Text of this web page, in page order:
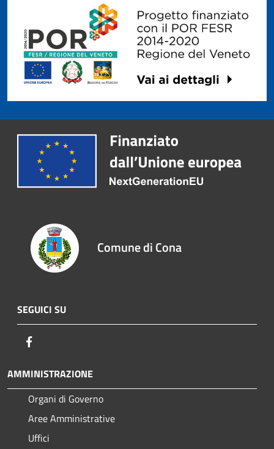
Comune di Cona
SEGUICI SU
AMMINISTRAZIONE
Organi di Governo
Aree Amministrative
Uffici